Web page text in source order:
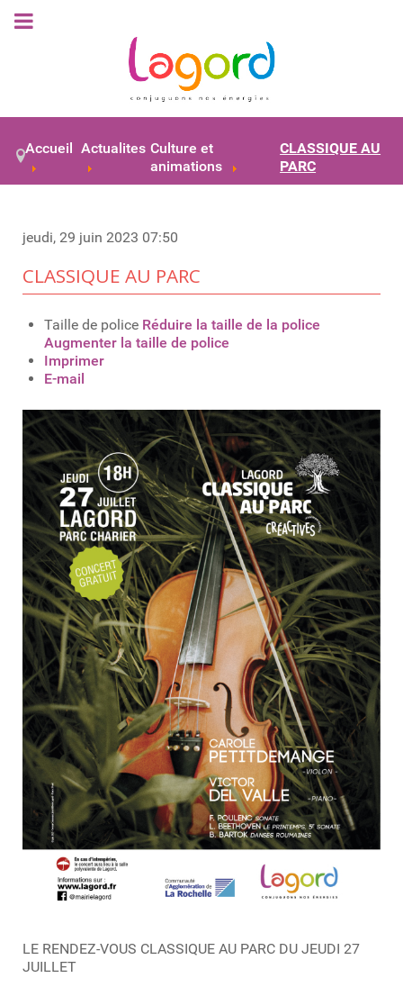
Accueil Actualites Culture et
animations
CLASSIQUE AU
PARC
jeudi, 29 juin 2023 07:50
CLASSIQUE AU PARC
Taille de police Réduire la taille de la police
Augmenter la taille de police
Imprimer
E-mail
LE RENDEZ-VOUS CLASSIQUE AU PARC DU JEUDI 27
JUILLET